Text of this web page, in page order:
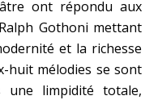
ont répondu aux
Gothoni mettant
et la richesse
huit mélodies se sont
une limpidité totale,